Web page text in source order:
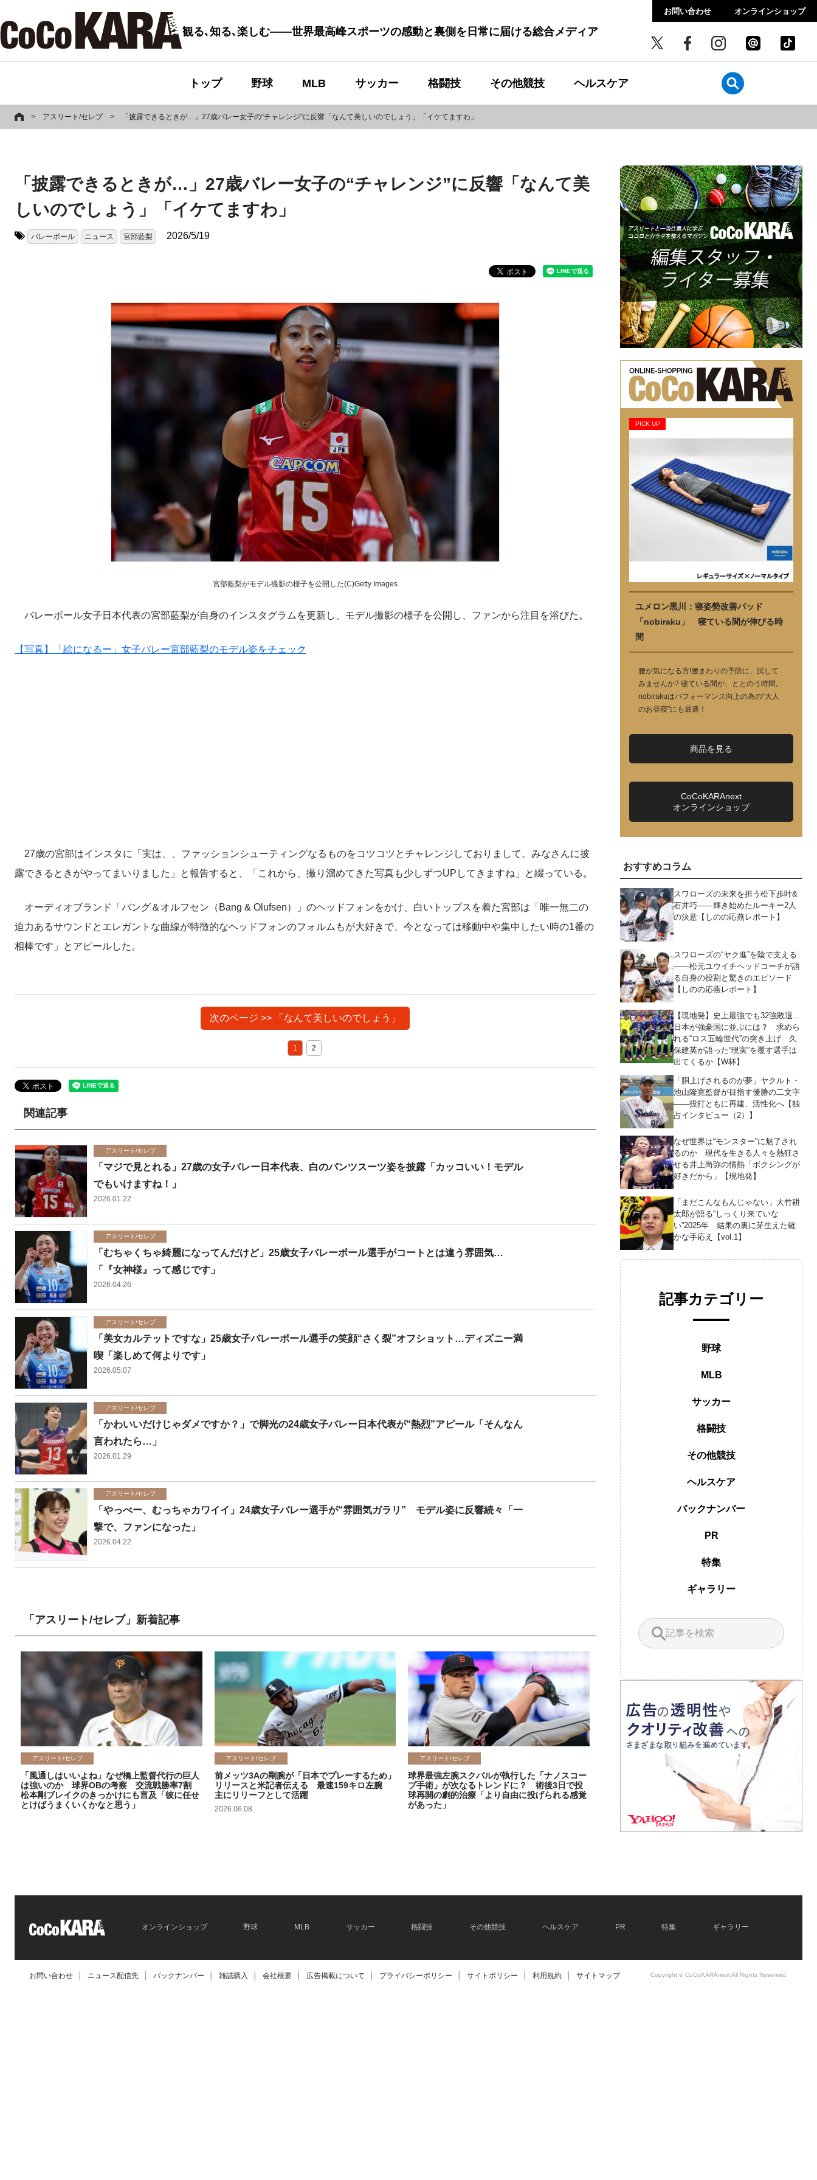
観る､知る､楽しむ――世界最高峰スポーツの感動と裏側を日常に届ける総合メディア
お問い合わせ オンラインショップ
トップ 野球 MLB サッカー 格闘技 その他競技 ヘルスケア
> アスリート/セレブ > 「披露できるときが…」27歳バレー女子の“チャレンジ”に反響「なんて美しいのでしょう」「イケてますわ」
「披露できるときが…」27歳バレー女子の“チャレンジ”に反響「なんて美
しいのでしょう」「イケてますわ」
バレーボール ニュース 宮部藍梨 2026/5/19
宮部藍梨がモデル撮影の様子を公開した(C)Getty Images
バレーボール女子日本代表の宮部藍梨が自身のインスタグラムを更新し、モデル撮影の様子を公開し、ファンから注目を浴びた。
【写真】「絵になるー」女子バレー宮部藍梨のモデル姿をチェック
27歳の宮部はインスタに「実は、、ファッションシューティングなるものをコツコツとチャレンジしておりまして。みなさんに披
露できるときがやってまいりました」と報告すると、「これから、撮り溜めてきた写真も少しずつUPしてきますね」と綴っている。
オーディオブランド「バング＆オルフセン（Bang & Olufsen）」のヘッドフォンをかけ、白いトップスを着た宮部は「唯一無二の
迫力あるサウンドとエレガントな曲線が特徴的なヘッドフォンのフォルムもが大好きで、今となっては移動中や集中したい時の1番の
相棒です」とアピールした。
次のページ >> 「なんて美しいのでしょう」
1 2
関連記事
アスリート/セレブ
「マジで見とれる」27歳の女子バレー日本代表、白のパンツスーツ姿を披露「カッコいい！モデル
でもいけますね！」
2026.01.22
アスリート/セレブ
「むちゃくちゃ綺麗になってんだけど」25歳女子バレーボール選手がコートとは違う雰囲気…
「『女神様』って感じです」
2026.04.26
アスリート/セレブ
「美女カルテットですな」25歳女子バレーボール選手の笑顔“さく裂”オフショット…ディズニー満
喫「楽しめて何よりです」
2026.05.07
アスリート/セレブ
「かわいいだけじゃダメですか？」で脚光の24歳女子バレー日本代表が“熱烈”アピール「そんなん
言われたら…」
2026.01.29
アスリート/セレブ
「やっべー、むっちゃカワイイ」24歳女子バレー選手が“雰囲気ガラリ” モデル姿に反響続々「一
撃で、ファンになった」
2026.04.22
「アスリート/セレブ」新着記事
アスリート/セレブ
「風通しはいいよね」なぜ橋上監督代行の巨人
は強いのか 球界OBの考察 交流戦勝率7割
松本剛ブレイクのきっかけにも言及「彼に任せ
とけばうまくいくかなと思う」
アスリート/セレブ
前メッツ3Aの剛腕が「日本でプレーするため」
リリースと米記者伝える 最速159キロ左腕
主にリリーフとして活躍
2026.06.08
アスリート/セレブ
球界最強左腕スクバルが執行した「ナノスコー
プ手術」が次なるトレンドに？ 術後3日で投
球再開の劇的治療「より自由に投げられる感覚
があった」
PICK UP
ユメロン黒川：寝姿勢改善パッド
「nobiraku」 寝ている間が伸びる時
間
腰が気になる方!腰まわりの予防に、試して
みませんか? 寝ている間が、ととのう時間。
nobirakuはパフォーマンス向上の為の“大人
のお昼寝”にも最適！
商品を見る
CoCoKARAnext
オンラインショップ
おすすめコラム
スワローズの未来を担う松下歩叶&
石井巧――輝き始めたルーキー2人
の決意【しのの応燕レポート】
スワローズの“ヤク進”を陰で支える
――松元ユウイチヘッドコーチが語
る自身の役割と驚きのエピソード
【しのの応燕レポート】
【現地発】史上最強でも32強敗退…
日本が強豪国に並ぶには？ 求めら
れる“ロス五輪世代”の突き上げ 久
保建英が語った“現実”を覆す選手は
出てくるか【W杯】
「胴上げされるのが夢」ヤクルト・
池山隆寛監督が目指す優勝の二文字
――投打ともに再建、活性化へ【独
占インタビュー（2）】
なぜ世界は“モンスター”に魅了され
るのか 現代を生きる人々を熱狂さ
せる井上尚弥の情熱「ボクシングが
好きだから」【現地発】
「まだこんなもんじゃない」大竹耕
太郎が語る“しっくり来ていな
い”2025年 結果の裏に芽生えた確
かな手応え【vol.1】
記事カテゴリー
野球
MLB
サッカー
格闘技
その他競技
ヘルスケア
バックナンバー
PR
特集
ギャラリー
オンラインショップ 野球 MLB サッカー 格闘技 その他競技 ヘルスケア PR 特集 ギャラリー
お問い合わせ ニュース配信先 バックナンバー 雑誌購入 会社概要 広告掲載について プライバシーポリシー サイトポリシー 利用規約 サイトマップ Copyright © CoCoKARAnext All Rights Reserved.